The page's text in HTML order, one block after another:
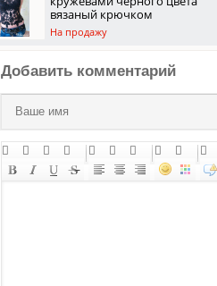
вязаный крючком
На продажу
Добавить комментарий